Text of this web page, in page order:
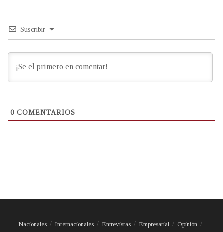
Suscribir
0 COMENTARIOS
Nacionales Internacionales Entrevistas Empresarial
Opinión